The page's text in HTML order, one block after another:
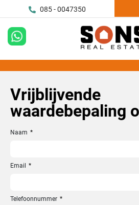
085 - 0047350
Vrijblijvende
waardebepaling
Naam
Email
Telefoonnummer